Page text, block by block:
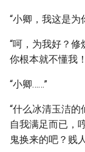
“小卿，我这是
“呵，为我好？修
你根本就不懂我
“小卿……”
“什么冰清玉洁
自我满足而已，
鬼换来的吧？贱